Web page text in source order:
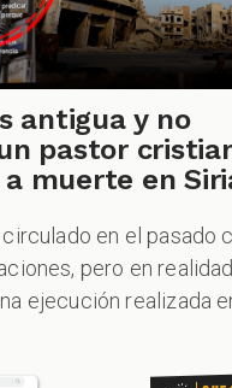
ZOOM
antigua y no
pastor
muerte en
en el pasado
pero en realidad
ejecución realizada